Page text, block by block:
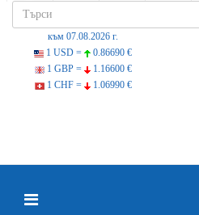
към 07.08.2026 г.
1 USD =
0.86690 €
1 GBP =
1.16600 €
1 CHF =
1.06990 €